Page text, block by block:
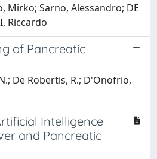
Mirko; Sarno, Alessandro; DE
Riccardo
of Pancreatic
De Robertis, R.; D'Onofrio,
Intelligence
and Pancreatic